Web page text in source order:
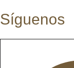
Síguenos